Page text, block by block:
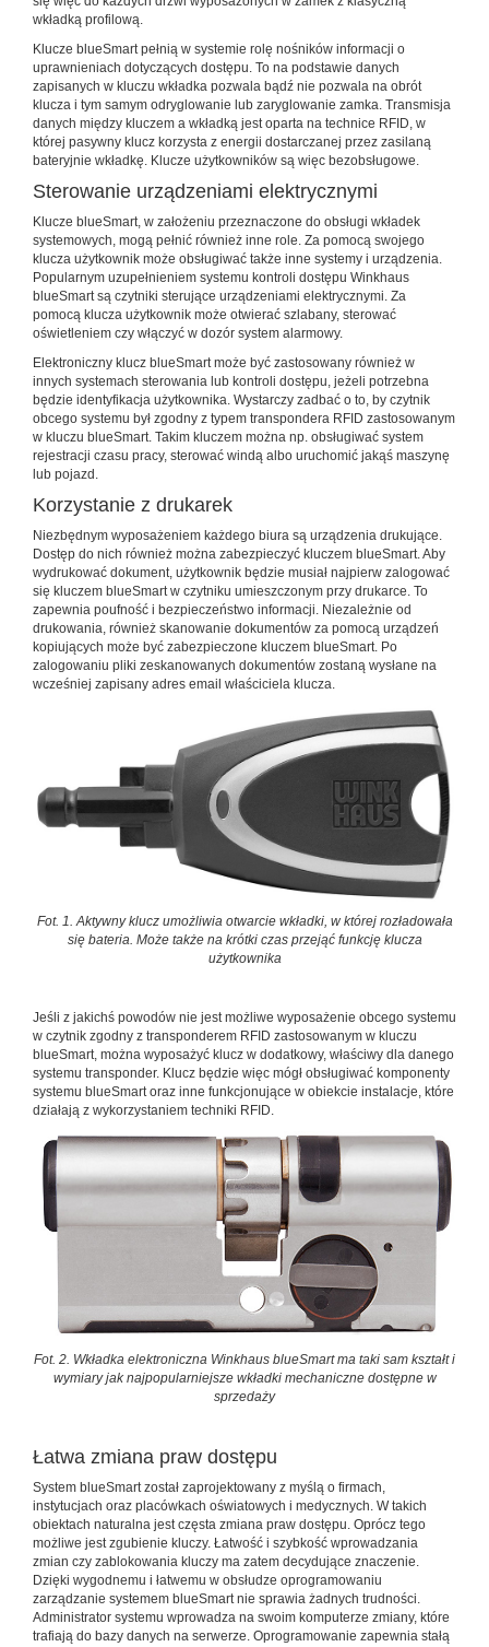
wkładką profilową.
Klucze blueSmart pełnią w systemie rolę nośników informacji o
uprawnieniach dotyczących dostępu. To na podstawie danych
zapisanych w kluczu wkładka pozwala bądź nie pozwala na obrót
klucza i tym samym odryglowanie lub zaryglowanie zamka. Transmisja
danych między kluczem a wkładką jest oparta na technice RFID, w
której pasywny klucz korzysta z energii dostarczanej przez zasilaną
bateryjnie wkładkę. Klucze użytkowników są więc bezobsługowe.
Sterowanie urządzeniami elektrycznymi
Klucze blueSmart, w założeniu przeznaczone do obsługi wkładek
systemowych, mogą pełnić również inne role. Za pomocą swojego
klucza użytkownik może obsługiwać także inne systemy i urządzenia.
Popularnym uzupełnieniem systemu kontroli dostępu Winkhaus
blueSmart są czytniki sterujące urządzeniami elektrycznymi. Za
pomocą klucza użytkownik może otwierać szlabany, sterować
oświetleniem czy włączyć w dozór system alarmowy.
Elektroniczny klucz blueSmart może być zastosowany również w
innych systemach sterowania lub kontroli dostępu, jeżeli potrzebna
będzie identyfikacja użytkownika. Wystarczy zadbać o to, by czytnik
obcego systemu był zgodny z typem transpondera RFID zastosowanym
w kluczu blueSmart. Takim kluczem można np. obsługiwać system
rejestracji czasu pracy, sterować windą albo uruchomić jakąś maszynę
lub pojazd.
Korzystanie z drukarek
Niezbędnym wyposażeniem każdego biura są urządzenia drukujące.
Dostęp do nich również można zabezpieczyć kluczem blueSmart. Aby
wydrukować dokument, użytkownik będzie musiał najpierw zalogować
się kluczem blueSmart w czytniku umieszczonym przy drukarce. To
zapewnia poufność i bezpieczeństwo informacji. Niezależnie od
drukowania, również skanowanie dokumentów za pomocą urządzeń
kopiujących może być zabezpieczone kluczem blueSmart. Po
zalogowaniu pliki zeskanowanych dokumentów zostaną wysłane na
wcześniej zapisany adres email właściciela klucza.
Fot. 1. Aktywny klucz umożliwia otwarcie wkładki, w której rozładowała
się bateria. Może także na krótki czas przejąć funkcję klucza
użytkownika
Jeśli z jakichś powodów nie jest możliwe wyposażenie obcego systemu
w czytnik zgodny z transponderem RFID zastosowanym w kluczu
blueSmart, można wyposażyć klucz w dodatkowy, właściwy dla danego
systemu transponder. Klucz będzie więc mógł obsługiwać komponenty
systemu blueSmart oraz inne funkcjonujące w obiekcie instalacje, które
działają z wykorzystaniem techniki RFID.
Fot. 2. Wkładka elektroniczna Winkhaus blueSmart ma taki sam kształt i
wymiary jak najpopularniejsze wkładki mechaniczne dostępne w
sprzedaży
Łatwa zmiana praw dostępu
System blueSmart został zaprojektowany z myślą o firmach,
instytucjach oraz placówkach oświatowych i medycznych. W takich
obiektach naturalna jest częsta zmiana praw dostępu. Oprócz tego
możliwe jest zgubienie kluczy. Łatwość i szybkość wprowadzania
zmian czy zablokowania kluczy ma zatem decydujące znaczenie.
Dzięki wygodnemu i łatwemu w obsłudze oprogramowaniu
zarządzanie systemem blueSmart nie sprawia żadnych trudności.
Administrator systemu wprowadza na swoim komputerze zmiany, które
trafiają do bazy danych na serwerze. Oprogramowanie zapewnia stałą